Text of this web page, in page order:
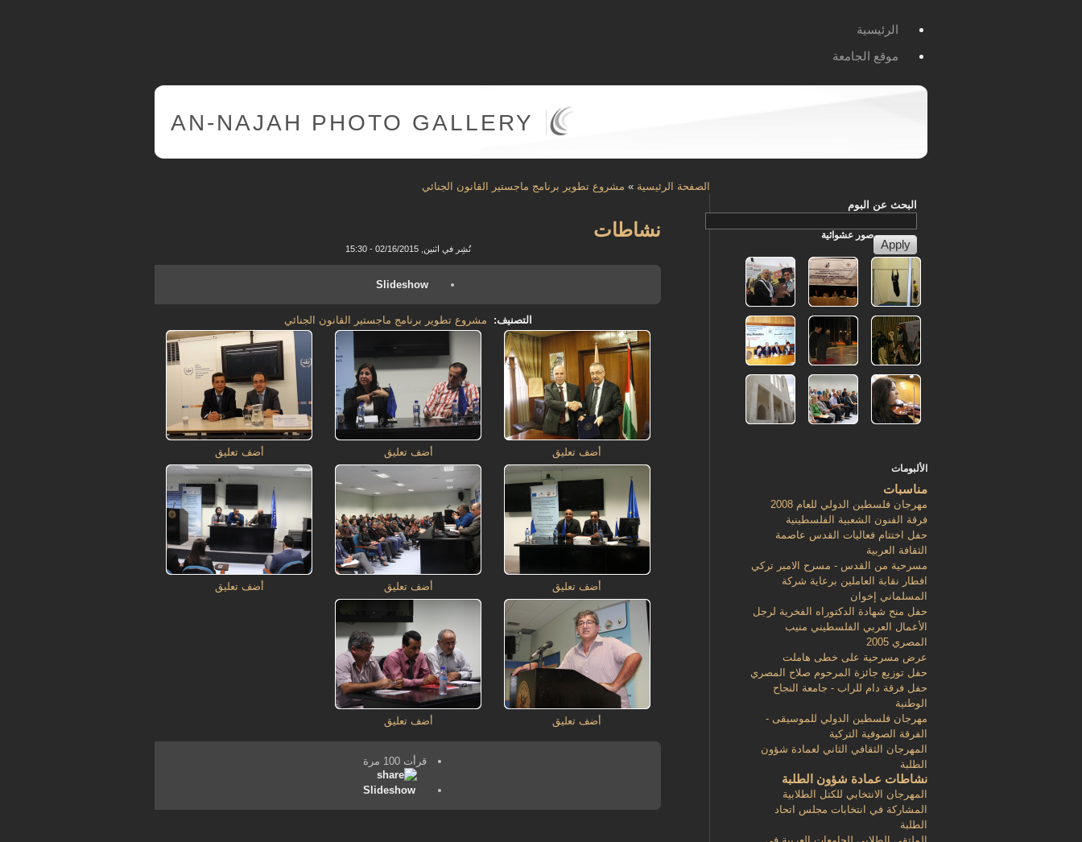
الرئيسية
موقع الجامعة
AN-NAJAH PHOTO GALLERY
الصفحة الرئيسية » مشروع تطوير برنامج ماجستير القانون الجنائي
نشاطات
نُشِر في اثنين, 02/16/2015 - 15:30
Slideshow
التصنيف: مشروع تطوير برنامج ماجستير القانون الجنائي
أضف تعليق أضف تعليق أضف تعليق
أضف تعليق أضف تعليق أضف تعليق
أضف تعليق أضف تعليق
قرأت 100 مرة
Slideshow
البحث عن البوم
صور عشوائية
الألبومات
مناسبات
مهرجان فلسطين الدولي للعام 2008
فرقة الفنون الشعبية الفلسطينية
حفل اختتام فعاليات القدس عاصمة
الثقافة العربية
مسرحية من القدس - مسرح الامير تركي
افطار نقابة العاملين برعاية شركة
المسلماني إخوان
حفل منح شهادة الدكتوراه الفخرية لرجل
الأعمال العربي الفلسطيني منيب
المصري 2005
عرض مسرحية على خطى هاملت
حفل توزيع جائزة المرحوم صلاح المصري
حفل فرقة دام للراب - جامعة النجاح
الوطنية
مهرجان فلسطين الدولي للموسيقى -
الفرقة الصوفية التركية
المهرجان الثقافي الثاني لعمادة شؤون
الطلبة
نشاطات عمادة شؤون الطلبة
المهرجان الانتخابي للكتل الطلابية
المشاركة في انتخابات مجلس اتحاد
الطلبة